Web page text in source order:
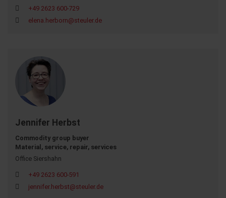
+49 2623 600-729
elena.herborn@steuler.de
Jennifer Herbst
Commodity group buyer
Material, service, repair, services
Office Siershahn
+49 2623 600-591
jennifer.herbst@steuler.de